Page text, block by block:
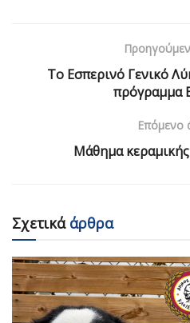
Το Εσπερινό Γενικό
πρόγραμμα
Επόμενο
Μάθημα
Σχετικάάρθρα